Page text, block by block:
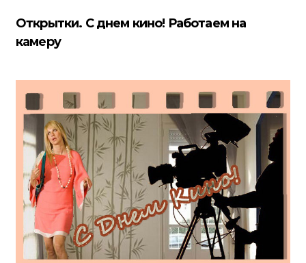
Открытки. С днем кино! Работаем на
камеру